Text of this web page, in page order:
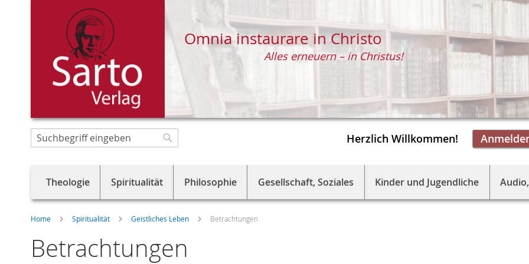
Direkt
zum
Herzlich Willkommen!
Omnia instaurare in Christo
Alles erneuern – in Christus!
Suche
Theologie Spiritualität Philosophie Gesellschaft, Soziales Kinder und Jugendliche
Home Spiritualität Geistliches Leben Betrachtungen
Betrachtungen